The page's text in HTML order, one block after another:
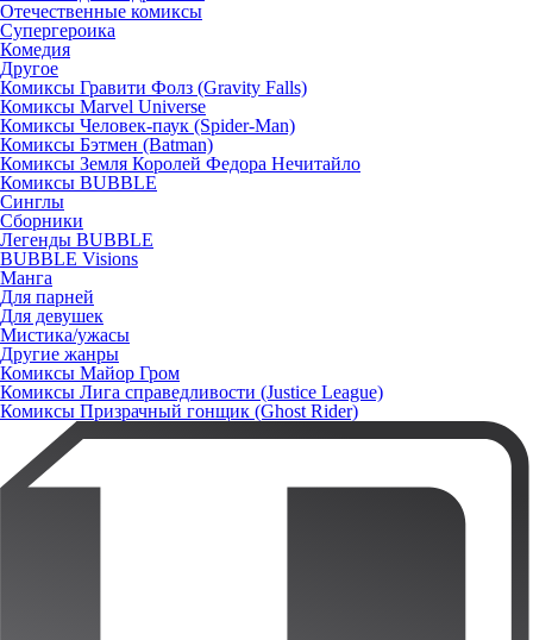
Отечественные комиксы
Супергероика
Комедия
Другое
Комиксы Гравити Фолз (Gravity Falls)
Комиксы Marvel Universe
Комиксы Человек-паук (Spider-Man)
Комиксы Бэтмен (Batman)
Комиксы Земля Королей Федора Нечитайло
Комиксы BUBBLE
Синглы
Сборники
Легенды BUBBLE
BUBBLE Visions
Манга
Для парней
Для девушек
Мистика/ужасы
Другие жанры
Комиксы Майор Гром
Комиксы Лига справедливости (Justice League)
Комиксы Призрачный гонщик (Ghost Rider)